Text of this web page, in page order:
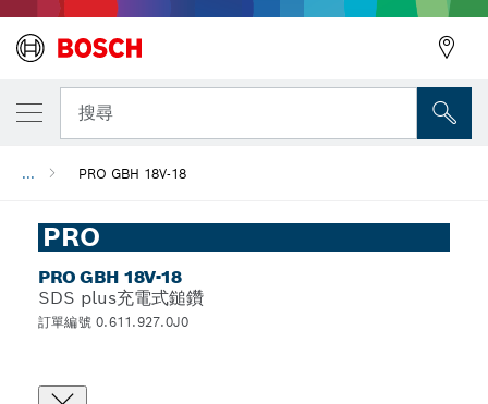
搜尋
... PRO GBH 18V-18
PRO
PRO GBH 18V-18
SDS plus充電式鎚鑽
訂單編號 0.611.927.0J0